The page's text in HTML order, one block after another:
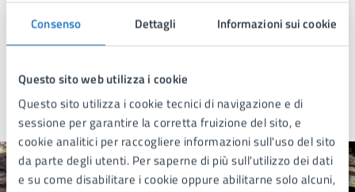
Consenso Dettagli Informazioni sui cookie
Questo sito web utilizza i cookie
Questo sito utilizza i cookie tecnici di navigazione e di
sessione per garantire la corretta fruizione del sito, e
cookie analitici per raccogliere informazioni sull'uso del sito
da parte degli utenti. Per saperne di più sull'utilizzo dei dati
e su come disabilitare i cookie oppure abilitarne solo alcuni,
Ultimo aggiornamento:05/02/2025, 14:49
Quanto sono chiare le informazioni su questa